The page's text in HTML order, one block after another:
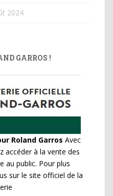
2024
GARROS !
Roland Garros Avec
accéder à la vente des
au public. Pour plus
sur le site officiel de la